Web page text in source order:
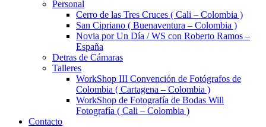
Personal
Cerro de las Tres Cruces ( Cali – Colombia )
San Cipriano ( Buenaventura – Colombia )
Novia por Un Día / WS con Roberto Ramos –
España
Detras de Cámaras
Talleres
WorkShop III Convención de Fotógrafos de
Colombia ( Cartagena – Colombia )
WorkShop de Fotografía de Bodas Will
Fotografía ( Cali – Colombia )
Contacto